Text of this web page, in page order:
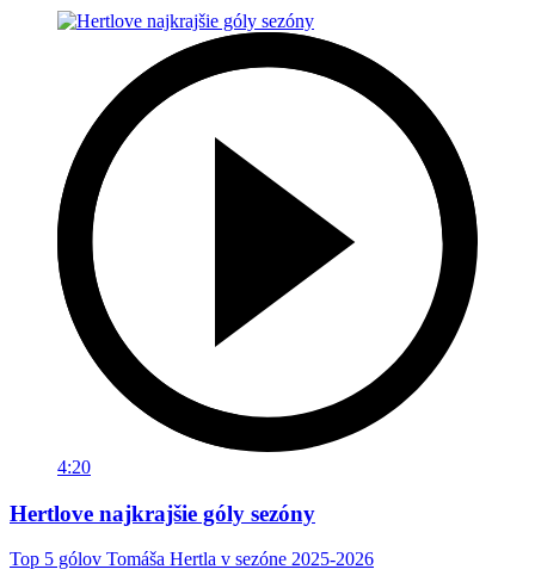
4:20
Hertlove najkrajšie góly sezóny
Top 5 gólov Tomáša Hertla v sezóne 2025-2026